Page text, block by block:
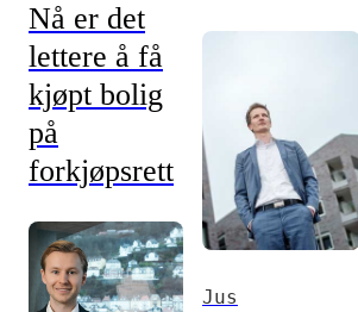
Nå er det
lettere å få
kjøpt bolig
på
forkjøpsrett
Jus